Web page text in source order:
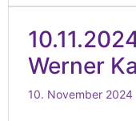
Werner
10. November 2024